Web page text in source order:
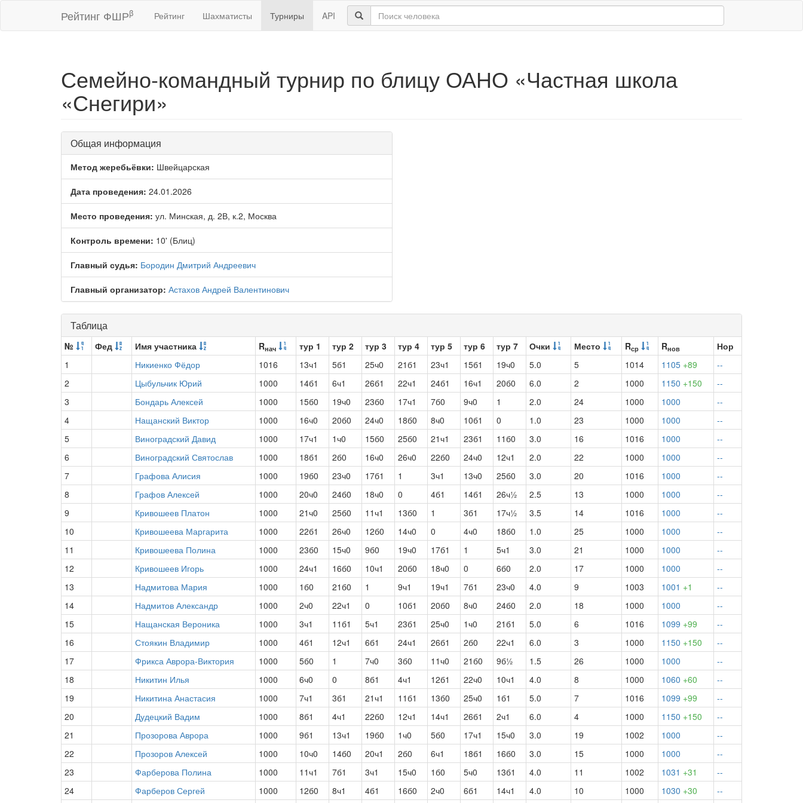
Рейтинг ФШРβ Рейтинг Шахматисты Турниры API
Семейно-командный турнир по блицу ОАНО «Частная школа
«Снегири»
Общая информация
Метод жеребьёвки: Швейцарская
Дата проведения: 24.01.2026
Место проведения: ул. Минская, д. 2В, к.2, Москва
Контроль времени: 10' (Блиц)
Главный судья: Бородин Дмитрий Андреевич
Главный организатор: Астахов Андрей Валентинович
Таблица
№ Фед Имя участника Rнач тур 1 тур 2 тур 3 тур 4 тур 5 тур 6 тур 7 Очки Место Rср Rнов
Нор
1
Никиенко Фёдор 1016 13ч1 5б1 25ч0 21б1 23ч1 15б1 19ч0 5.0 5 1014 1105 +89
--
2
Цыбульчик Юрий 1000 14б1 6ч1 26б1 22ч1 24б1 16ч1 20б0 6.0 2 1000 1150 +150
--
3
Бондарь Алексей 1000 15б0 19ч0 23б0 17ч1 7б0 9ч0 1 2.0 24 1000 1000
--
4
Нащанский Виктор 1000 16ч0 20б0 24ч0 18б0 8ч0 10б1 0 1.0 23 1000 1000
--
5
Виноградский Давид 1000 17ч1 1ч0 15б0 25б0 21ч1 23б1 11б0 3.0 16 1016 1000
--
6
Виноградский Святослав 1000 18б1 2б0 16ч0 26ч0 22б0 24ч0 12ч1 2.0 22 1000 1000
--
7
Графова Алисия 1000 19б0 23ч0 17б1 1 3ч1 13ч0 25б0 3.0 20 1016 1000
--
8
Графов Алексей 1000 20ч0 24б0 18ч0 0 4б1 14б1 26ч½ 2.5 13 1000 1000
--
9
Кривошеев Платон 1000 21ч0 25б0 11ч1 13б0 1 3б1 17ч½ 3.5 14 1016 1000
--
10
Кривошеева Маргарита 1000 22б1 26ч0 12б0 14ч0 0 4ч0 18б0 1.0 25 1000 1000
--
11
Кривошеева Полина 1000 23б0 15ч0 9б0 19ч0 17б1 1 5ч1 3.0 21 1000 1000
--
12
Кривошеев Игорь 1000 24ч1 16б0 10ч1 20б0 18ч0 0 6б0 2.0 17 1000 1000
--
13
Надмитова Мария 1000 1б0 21б0 1 9ч1 19ч1 7б1 23ч0 4.0 9 1003 1001 +1
--
14
Надмитов Александр 1000 2ч0 22ч1 0 10б1 20б0 8ч0 24б0 2.0 18 1000 1000
--
15
Нащанская Вероника 1000 3ч1 11б1 5ч1 23б1 25ч0 1ч0 21б1 5.0 6 1016 1099 +99
--
16
Стоякин Владимир 1000 4б1 12ч1 6б1 24ч1 26б1 2б0 22ч1 6.0 3 1000 1150 +150
--
17
Фрикса Аврора-Виктория 1000 5б0 1 7ч0 3б0 11ч0 21б0 9б½ 1.5 26 1000 1000
--
18
Никитин Илья 1000 6ч0 0 8б1 4ч1 12б1 22ч0 10ч1 4.0 8 1000 1060 +60
--
19
Никитина Анастасия 1000 7ч1 3б1 21ч1 11б1 13б0 25ч0 1б1 5.0 7 1016 1099 +99
--
20
Дудецкий Вадим 1000 8б1 4ч1 22б0 12ч1 14ч1 26б1 2ч1 6.0 4 1000 1150 +150
--
21
Прозорова Аврора 1000 9б1 13ч1 19б0 1ч0 5б0 17ч1 15ч0 3.0 19 1002 1000
--
22
Прозоров Алексей 1000 10ч0 14б0 20ч1 2б0 6ч1 18б1 16б0 3.0 15 1000 1000
--
23
Фарберова Полина 1000 11ч1 7б1 3ч1 15ч0 1б0 5ч0 13б1 4.0 11 1002 1031 +31
--
24
Фарберов Сергей 1000 12б0 8ч1 4б1 16б0 2ч0 6б1 14ч1 4.0 10 1000 1030 +30 --